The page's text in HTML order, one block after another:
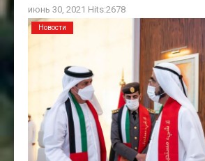
июнь 30, 2021 Hits:2678
Новости